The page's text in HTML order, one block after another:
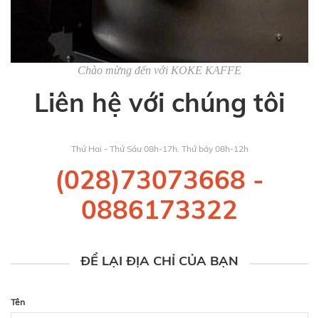
Chào mừng đến với KOKE KAFFE
Liên hệ với chúng tôi
Thứ Hai - Thứ Sáu 08h-17h. Thứ bảy 08h-12h
(028)73073668 -
0886173322
ĐỂ LẠI ĐỊA CHỈ CỦA BẠN
Tên